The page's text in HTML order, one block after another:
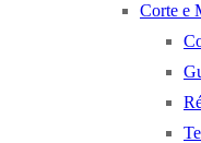
Corte e